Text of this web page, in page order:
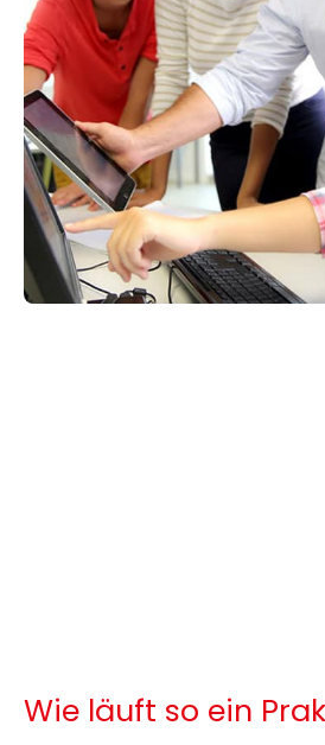
Wie läuft so ein